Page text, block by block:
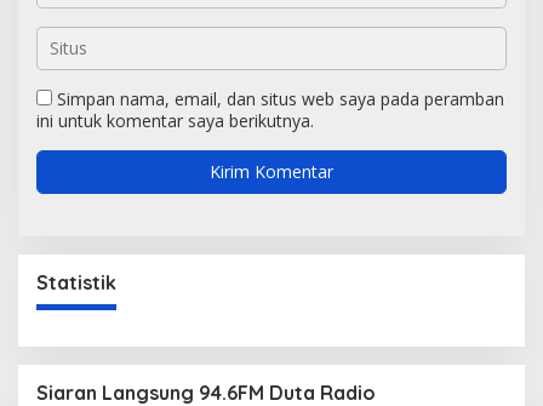
Simpan nama, email, dan situs web saya pada peramban
ini untuk komentar saya berikutnya.
Statistik
Siaran Langsung 94.6FM Duta Radio